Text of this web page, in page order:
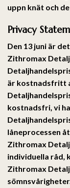
uppn knät och
Privacy
Den 13 juni är
Zithromax
är kostnadsfritt
kostnadsfri, vi
låneprocessen
Zithromax
individuella råd,
Zithromax